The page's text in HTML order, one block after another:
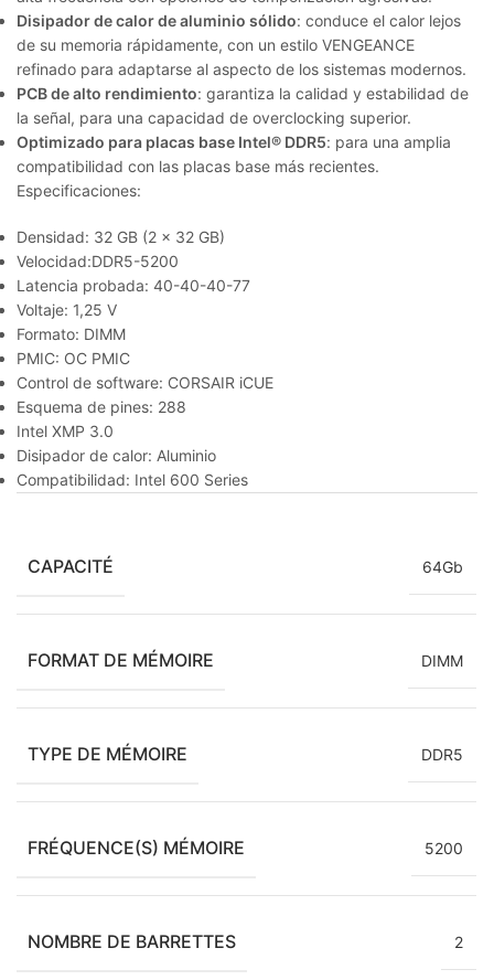
Disipador de calor de aluminio sólido: conduce el calor lejos
de su memoria rápidamente, con un estilo VENGEANCE
refinado para adaptarse al aspecto de los sistemas modernos.
PCB de alto rendimiento: garantiza la calidad y estabilidad de
la señal, para una capacidad de overclocking superior.
Optimizado para placas base Intel® DDR5: para una amplia
compatibilidad con las placas base más recientes.
Especificaciones:
Densidad: 32 GB (2 x 32 GB)
Velocidad:DDR5-5200
Latencia probada: 40-40-40-77
Voltaje: 1,25 V
Formato: DIMM
PMIC: OC PMIC
Control de software: CORSAIR iCUE
Esquema de pines: 288
Intel XMP 3.0
Disipador de calor: Aluminio
Compatibilidad: Intel 600 Series
CAPACITÉ 64Gb
FORMAT DE MÉMOIRE DIMM
TYPE DE MÉMOIRE DDR5
FRÉQUENCE(S) MÉMOIRE 5200
NOMBRE DE BARRETTES 2